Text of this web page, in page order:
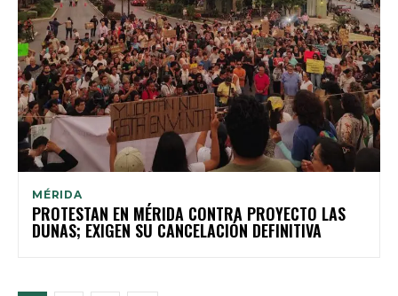
MÉRIDA
PROTESTAN EN MÉRIDA CONTRA PROYECTO LAS
DUNAS; EXIGEN SU CANCELACIÓN DEFINITIVA